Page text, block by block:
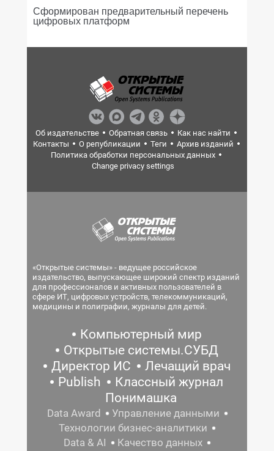
Сформирован предварительный перечень
цифровых платформ
Об издательстве Обратная связь
Как нас найти
Контакты
О републикации Теги
Архив изданий
Политика обработки персональных данных
Change privacy settings
«Открытые системы» - ведущее российское
издательство, выпускающее широкий спектр изданий
для профессионалов и активных пользователей в
сфере ИТ, цифровых устройств, телекоммуникаций,
медицины и полиграфии, журналы для детей.
Компьютерный мир
Открытые системы.СУБД
Директор ИС
Лечащий врач
Publish
Классный журнал
Понимашка
Data Award
Управление данными
Технологии бизнес-аналитики
Data & AI
Качество данных